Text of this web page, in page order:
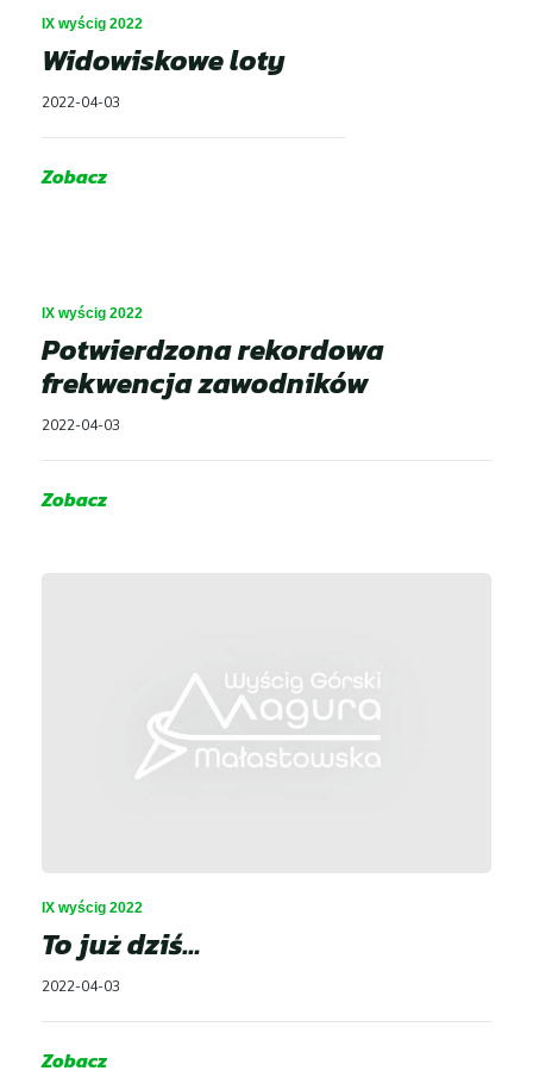
Dla Kibica
Open
menu
Historia wyścigu
Galeria
Kontakt
IX wyścig 2022
Widowiskowe loty
2022-04-03
Zobacz
IX wyścig 2022
Potwierdzona rekordowa
frekwencja zawodników
2022-04-03
Zobacz
IX wyścig 2022
To już dziś…
2022-04-03
Zobacz